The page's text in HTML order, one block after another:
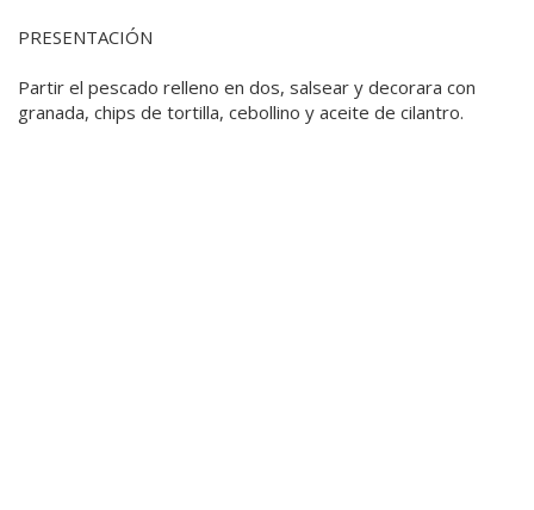
PRESENTACIÓN
Partir el pescado relleno en dos, salsear y decorara con
granada, chips de tortilla, cebollino y aceite de cilantro.